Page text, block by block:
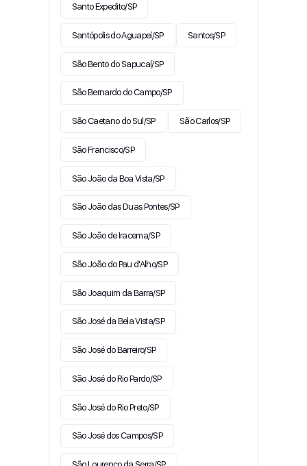
Santo Expedito/SP
Santópolis do Aguapeí/SP Santos/SP
São Bento do Sapucaí/SP
São Bernardo do Campo/SP
São Caetano do Sul/SP São Carlos/SP
São Francisco/SP
São João da Boa Vista/SP
São João das Duas Pontes/SP
São João de Iracema/SP
São João do Pau d'Alho/SP
São Joaquim da Barra/SP
São José da Bela Vista/SP
São José do Barreiro/SP
São José do Rio Pardo/SP
São José do Rio Preto/SP
São José dos Campos/SP